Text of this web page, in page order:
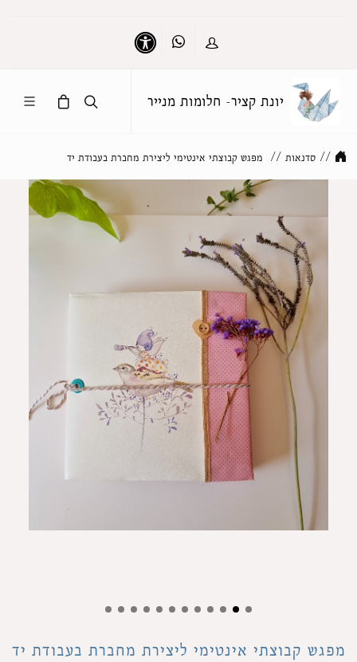
כניסה Whatsapp
יונת קציר- חלומות מנייר
// סדנאות // מפגש קבוצתי אינטימי ליצירת מחברת בעבודת יד
מפגש קבוצתי אינטימי ליצירת מחברת בעבודת יד